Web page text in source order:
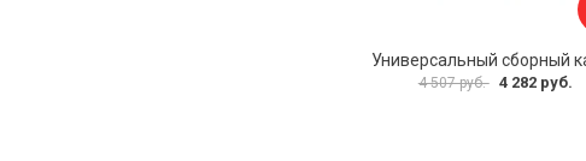
4 507 руб. 4 282 руб.